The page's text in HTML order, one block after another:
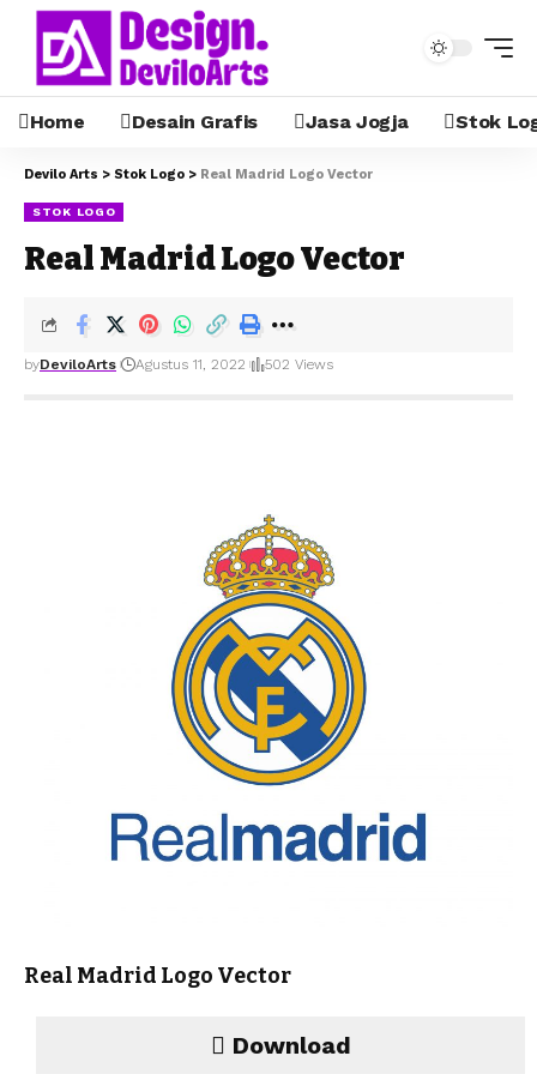
Home Desain Grafis Jasa Jogja Stok
Devilo Arts > Stok Logo > Real Madrid Logo Vector
STOK LOGO
Real Madrid Logo Vector
byDeviloArts Agustus 11, 2022 502 Views
Real Madrid Logo Vector
Download